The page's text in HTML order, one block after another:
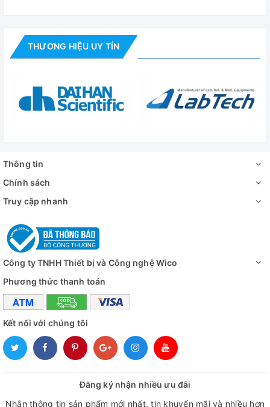
THƯƠNG HIỆU UY TÍN
Thông tin
Chính sách
Truy cập nhanh
Công ty TNHH Thiết bị và Công nghệ Wico
Phương thức thanh toán
Kết nối với chúng tôi
Đăng ký nhận nhiều ưu đãi
Nhận thông tin sản phẩm mới nhất, tin khuyến mãi và nhiều hơn